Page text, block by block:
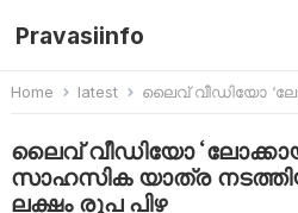
Pravasiinfo
Home latest ലൈവ് വീഡിയോ ‘ലോക്കായി’;
ലൈവ് വീഡിയോ
സാഹസിക യാത്ര
ലക്ഷം രൂപ പിഴ